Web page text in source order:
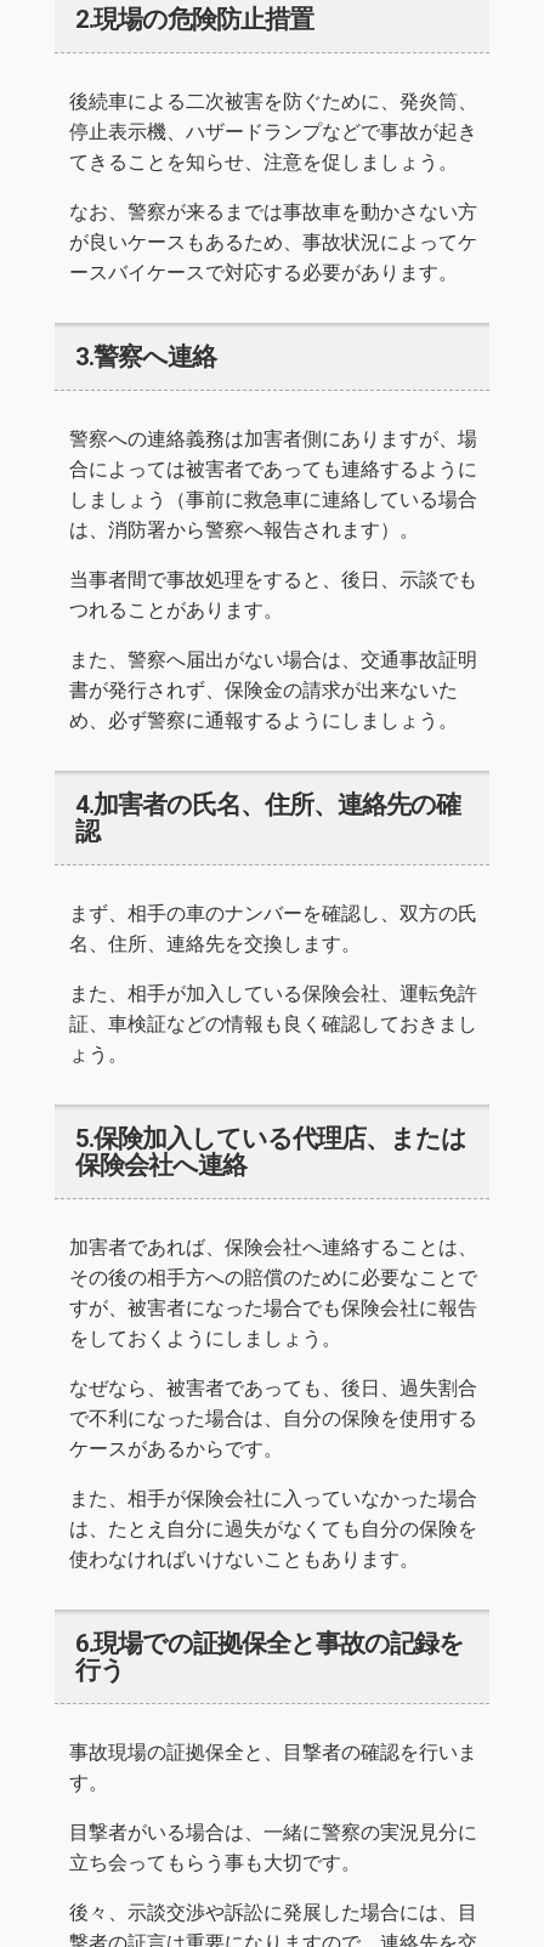
2.現場の危険防止措置
後続車による二次被害を防ぐために、発炎筒、
停止表示機、ハザードランプなどで事故が起き
てきることを知らせ、注意を促しましょう。
なお、警察が来るまでは事故車を動かさない方
が良いケースもあるため、事故状況によってケ
ースバイケースで対応する必要があります。
3.警察へ連絡
警察への連絡義務は加害者側にありますが、場
合によっては被害者であっても連絡するように
しましょう（事前に救急車に連絡している場合
は、消防署から警察へ報告されます）。
当事者間で事故処理をすると、後日、示談でも
つれることがあります。
また、警察へ届出がない場合は、交通事故証明
書が発行されず、保険金の請求が出来ないた
め、必ず警察に通報するようにしましょう。
4.加害者の氏名、住所、連絡先の確
認
まず、相手の車のナンバーを確認し、双方の氏
名、住所、連絡先を交換します。
また、相手が加入している保険会社、運転免許
証、車検証などの情報も良く確認しておきまし
ょう。
5.保険加入している代理店、または
保険会社へ連絡
加害者であれば、保険会社へ連絡することは、
その後の相手方への賠償のために必要なことで
すが、被害者になった場合でも保険会社に報告
をしておくようにしましょう。
なぜなら、被害者であっても、後日、過失割合
で不利になった場合は、自分の保険を使用する
ケースがあるからです。
また、相手が保険会社に入っていなかった場合
は、たとえ自分に過失がなくても自分の保険を
使わなければいけないこともあります。
6.現場での証拠保全と事故の記録を
行う
事故現場の証拠保全と、目撃者の確認を行いま
す。
目撃者がいる場合は、一緒に警察の実況見分に
立ち会ってもらう事も大切です。
後々、示談交渉や訴訟に発展した場合には、目